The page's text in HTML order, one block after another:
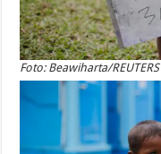
Foto: Beawiharta/REUTERS